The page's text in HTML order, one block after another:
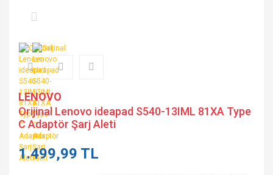
LENOVO
Orijinal Lenovo ideapad S540-13IML 81XA Type
C Adaptör Şarj Aleti
1.499,99 TL